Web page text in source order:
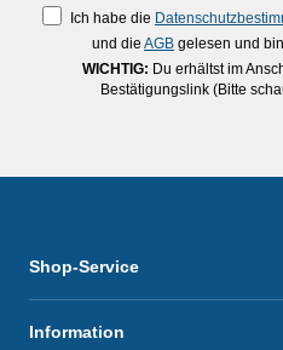
Ich habe die
und die AGB gelesen und
WICHTIG: Du erhältst im
Bestätigungslink (Bitte
Shop-Service
Information